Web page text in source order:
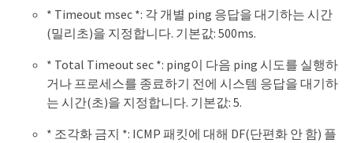
* Timeout msec *: 각 개별 ping 응답을 대기하는 시간
(밀리초)을 지정합니다. 기본값: 500ms.
* Total Timeout sec *: ping이 다음 ping 시도를 실행하
거나 프로세스를 종료하기 전에 시스템 응답을 대기하
는 시간(초)을 지정합니다. 기본값: 5.
* 조각화 금지 *: ICMP 패킷에 대해 DF(단편화 안 함) 플